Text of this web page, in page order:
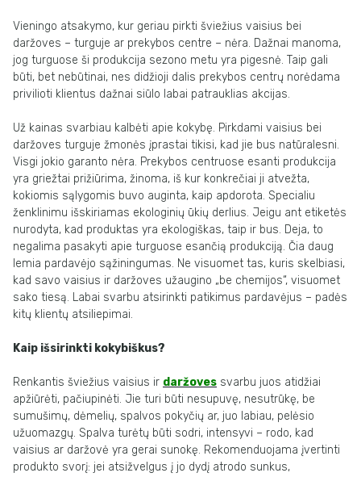
Vieningo atsakymo, kur geriau pirkti šviežius vaisius bei
daržoves – turguje ar prekybos centre – nėra. Dažnai manoma,
jog turguose ši produkcija sezono metu yra pigesnė. Taip gali
būti, bet nebūtinai, nes didžioji dalis prekybos centrų norėdama
privilioti klientus dažnai siūlo labai patrauklias akcijas.
Už kainas svarbiau kalbėti apie kokybę. Pirkdami vaisius bei
daržoves turguje žmonės įprastai tikisi, kad jie bus natūralesni.
Visgi jokio garanto nėra. Prekybos centruose esanti produkcija
yra griežtai prižiūrima, žinoma, iš kur konkrečiai ji atvežta,
kokiomis sąlygomis buvo auginta, kaip apdorota. Specialiu
ženklinimu išskiriamas ekologinių ūkių derlius. Jeigu ant etiketės
nurodyta, kad produktas yra ekologiškas, taip ir bus. Deja, to
negalima pasakyti apie turguose esančią produkciją. Čia daug
lemia pardavėjo sąžiningumas. Ne visuomet tas, kuris skelbiasi,
kad savo vaisius ir daržoves užaugino „be chemijos“, visuomet
sako tiesą. Labai svarbu atsirinkti patikimus pardavėjus – padės
kitų klientų atsiliepimai.
Kaip išsirinkti kokybiškus?
Renkantis šviežius vaisius ir daržoves svarbu juos atidžiai
apžiūrėti, pačiupinėti. Jie turi būti nesupuvę, nesutrūkę, be
sumušimų, dėmelių, spalvos pokyčių ar, juo labiau, pelėsio
užuomazgų. Spalva turėtų būti sodri, intensyvi – rodo, kad
vaisius ar daržovė yra gerai sunokę. Rekomenduojama įvertinti
produkto svorį: jei atsižvelgus į jo dydį atrodo sunkus,